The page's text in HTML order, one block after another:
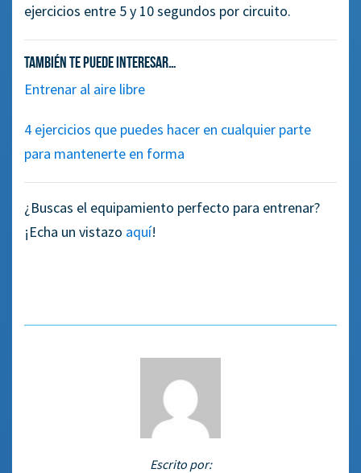
ejercicios entre 5 y 10 segundos por circuito.
También te puede interesar…
Entrenar al aire libre
4 ejercicios que puedes hacer en cualquier parte
para mantenerte en forma
¿Buscas el equipamiento perfecto para entrenar?
¡Echa un vistazo aquí!
Escrito por: